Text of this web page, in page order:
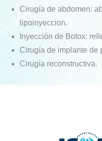
Cirugía de abdomen:
lipoinyeccion.
Inyección de Botox:
Cirugía de implante de
Cirugía reconstructiva.